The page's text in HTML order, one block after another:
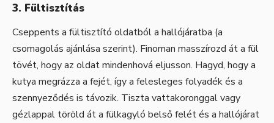
3. Fültisztítás
Cseppents a fültisztító oldatból a hallójáratba (a
csomagolás ajánlása szerint). Finoman masszírozd át a fül
tövét, hogy az oldat mindenhová eljusson. Hagyd, hogy a
kutya megrázza a fejét, így a felesleges folyadék és a
szennyeződés is távozik. Tiszta vattakoronggal vagy
gézlappal töröld át a fülkagyló belső felét és a hallójárat